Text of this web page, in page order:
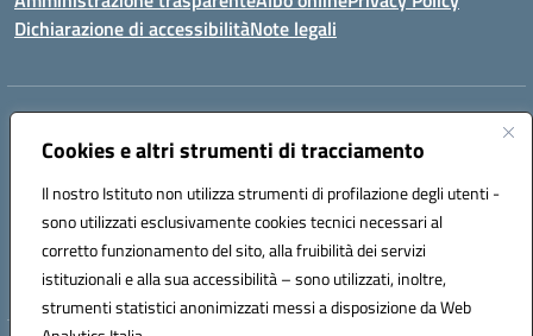
Cookies e altri strumenti di tracciamento
Il nostro Istituto non utilizza strumenti di profilazione degli utenti -
sono utilizzati esclusivamente cookies tecnici necessari al
corretto funzionamento del sito, alla fruibilità dei servizi
istituzionali e alla sua accessibilità – sono utilizzati, inoltre,
strumenti statistici anonimizzati messi a disposizione da Web
Dichiarazione di accessibilitàNote legali
Indirizzo:
Centralino:0923993485 Email:tpic84500v@istruzione.it
Codice fiscale: 91039050819
Codice meccanografico:
tpic84500v
Codice unico di fatturazione (CUF): JZDXRK